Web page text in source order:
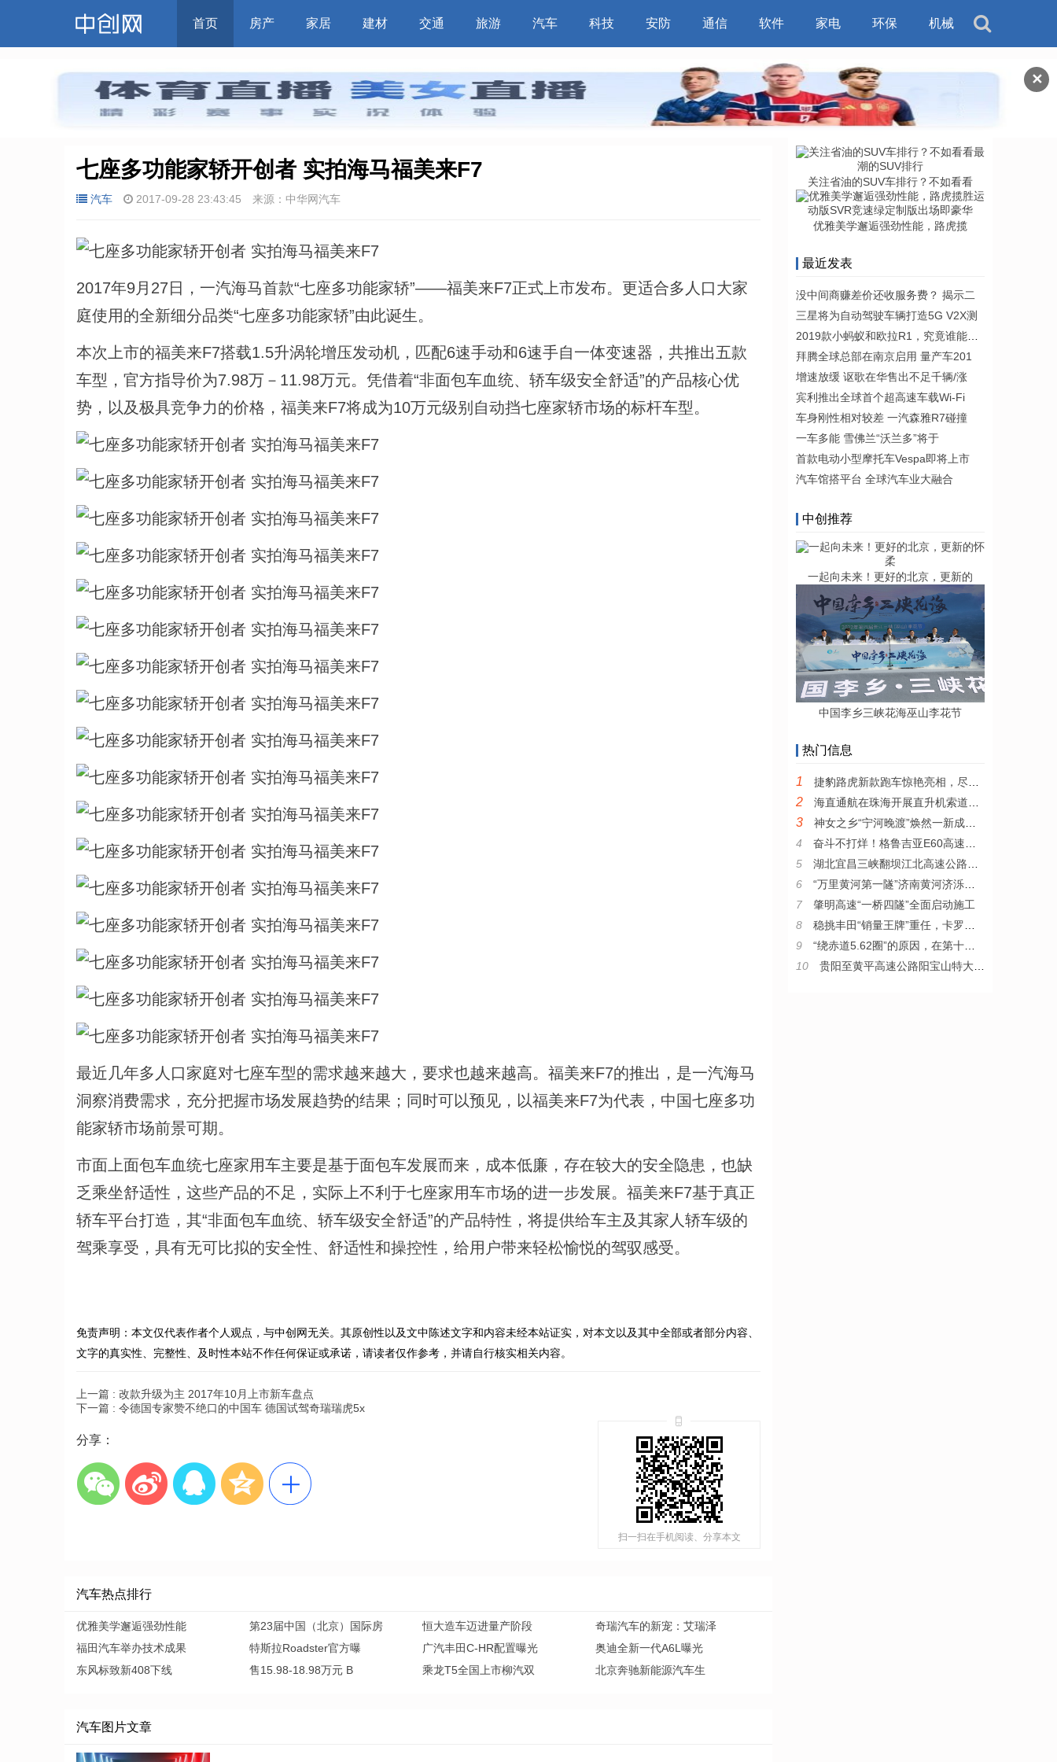
✕
首页 房产 家居 建材 交通 旅游 汽车 科技 安防 通信 软件 家电 环保 机械
七座多功能家轿开创者 实拍海马福美来F7
汽车 2017-09-28 23:43:45 来源：中华网汽车
2017年9月27日，一汽海马首款“七座多功能家轿”——福美来F7正式上市发布。更适合多人口大家
庭使用的全新细分品类“七座多功能家轿”由此诞生。
本次上市的福美来F7搭载1.5升涡轮增压发动机，匹配6速手动和6速手自一体变速器，共推出五款
车型，官方指导价为7.98万－11.98万元。凭借着“非面包车血统、轿车级安全舒适”的产品核心优
势，以及极具竞争力的价格，福美来F7将成为10万元级别自动挡七座家轿市场的标杆车型。
最近几年多人口家庭对七座车型的需求越来越大，要求也越来越高。福美来F7的推出，是一汽海马
洞察消费需求，充分把握市场发展趋势的结果；同时可以预见，以福美来F7为代表，中国七座多功
能家轿市场前景可期。
市面上面包车血统七座家用车主要是基于面包车发展而来，成本低廉，存在较大的安全隐患，也缺
乏乘坐舒适性，这些产品的不足，实际上不利于七座家用车市场的进一步发展。福美来F7基于真正
轿车平台打造，其“非面包车血统、轿车级安全舒适”的产品特性，将提供给车主及其家人轿车级的
驾乘享受，具有无可比拟的安全性、舒适性和操控性，给用户带来轻松愉悦的驾驭感受。
免责声明：本文仅代表作者个人观点，与中创网无关。其原创性以及文中陈述文字和内容未经本站证实，对本文以及其中全部或者部分内容、
文字的真实性、完整性、及时性本站不作任何保证或承诺，请读者仅作参考，并请自行核实相关内容。
上一篇 : 改款升级为主 2017年10月上市新车盘点
下一篇 : 令德国专家赞不绝口的中国车 德国试驾奇瑞瑞虎5x
分享：
扫一扫在手机阅读、分享本文
汽车热点排行
优雅美学邂逅强劲性能 第23届中国（北京）国际房 恒大造车迈进量产阶段
奇瑞汽车的新宠：艾瑞泽
福田汽车举办技术成果
特斯拉Roadster官方曝 广汽丰田C-HR配置曝光
奥迪全新一代A6L曝光
东风标致新408下线
售15.98-18.98万元 B 乘龙T5全国上市柳汽双 北京奔驰新能源汽车生
汽车图片文章
关注省油的SUV车排行？不如看看
优雅美学邂逅强劲性能，路虎揽
最近发表
没中间商赚差价还收服务费？ 揭示二
三星将为自动驾驶车辆打造5G V2X测
拜腾全球总部在南京启用 量产车201
增速放缓 讴歌在华售出不足千辆/涨
宾利推出全球首个超高速车载Wi-Fi
车身刚性相对较差 一汽森雅R7碰撞
一车多能 雪佛兰“沃兰多”将于
首款电动小型摩托车Vespa即将上市
汽车馆搭平台 全球汽车业大融合
中创推荐
一起向未来！更好的北京，更新的
中国李乡三峡花海巫山李花节
热门信息
1 捷豹路虎新款跑车惊艳亮相，尽显品牌纯正魅力
2 海直通航在珠海开展直升机索道吊装验证飞行
3
神女之乡“宁河晚渡”焕然一新成仙境
4
奋斗不打烊！格鲁吉亚E60高速公路F3标项目喜迎“开门红”
5
湖北宜昌三峡翻坝江北高速公路正式通车试运营
6
“万里黄河第一隧”济南黄河济泺路隧道正式通车
7
肇明高速“一桥四隧”全面启动施工
8
稳挑丰田“销量王牌”重任，卡罗拉离不开“安全”进化
9
“绕赤道5.62圈”的原因，在第十二代卡罗拉身上找到了！
10
贵阳至黄平高速公路阳宝山特大桥顺利合龙